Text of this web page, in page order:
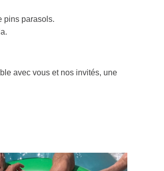
pins parasols.
avec vous et nos invités, une